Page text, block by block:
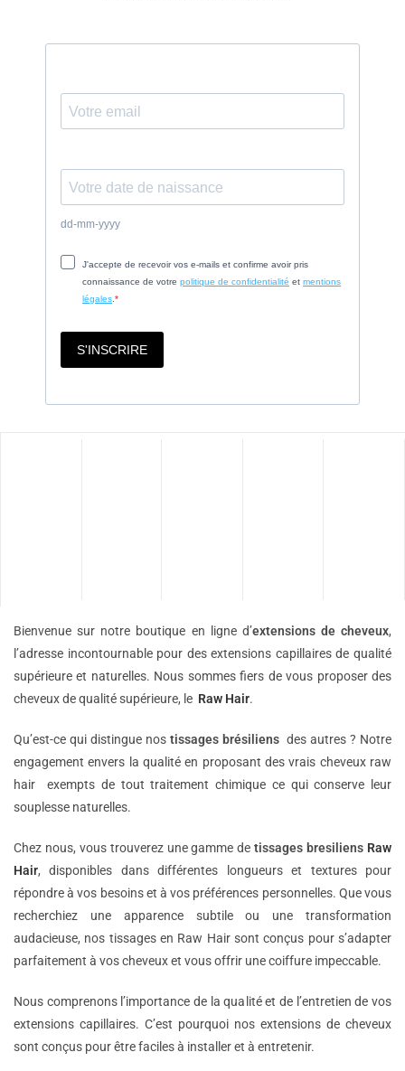
Bienvenue sur notre boutique en ligne d’extensions decheveux,
l’adresse incontournable pour des extensions capillaires de qualité
supérieure et naturelles. Nous sommes fiers de vous proposer des
cheveux de qualité supérieure, le Raw Hair.
Qu’est-ce qui distingue nos tissages brésiliens des autres ? Notre
engagement envers la qualité en proposant des vrais cheveux raw
hair exempts de tout traitement chimique ce qui conserve leur
souplesse naturelles.
Chez nous, vous trouverez une gamme detissages bresiliens Raw
Hair, disponibles dans différentes longueurs et textures pour
répondre à vos besoins et à vos préférences personnelles. Que vous
recherchiez une apparence subtile ou une transformation
audacieuse, nos tissages en Raw Hair sont conçus pour s’adapter
parfaitement à vos cheveux et vous offrir une coiffure impeccable.
Nous comprenons l’importance de la qualité et de l’entretien de vos
extensions capillaires. C’est pourquoi nos extensions de cheveux
sont conçus pour être faciles à installer et à entretenir.